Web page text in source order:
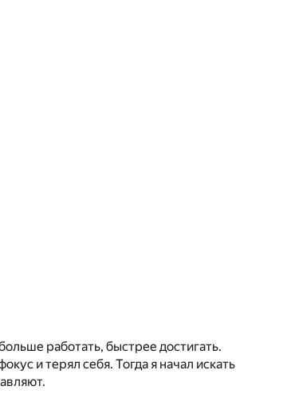
работать, быстрее достигать.
и терял себя. Тогда я начал искать